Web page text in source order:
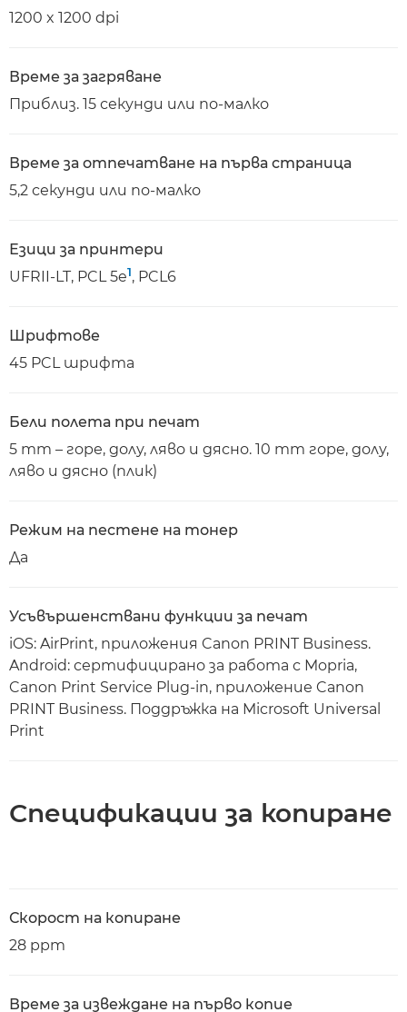
1200 x 1200 dpi
Време за загряване
Приблиз. 15 секунди или по-малко
Време за отпечатване на първа страница
5,2 секунди или по-малко
Езици за принтери
UFRII-LT, PCL 5e1, PCL6
Шрифтове
45 PCL шрифта
Бели полета при печат
5 mm – горе, долу, ляво и дясно. 10 mm горе, долу,
ляво и дясно (плик)
Режим на пестене на тонер
Да
Усъвършенствани функции за печат
iOS: AirPrint, приложения Canon PRINT Business.
Android: сертифицирано за работа с Mopria,
Canon Print Service Plug-in, приложение Canon
PRINT Business. Поддръжка на Microsoft Universal
Print
Спецификации за копиране
Скорост на копиране
28 ppm
Време за извеждане на първо копие